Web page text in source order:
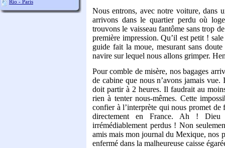
Rio - Paris
Nous entrons, avec notre voiture, dans
arrivons dans le quartier perdu où
trouvons le vaisseau fantôme sans trop
première impression. Qu’il est petit !
guide fait la moue, mesurant sans
navire sur lequel nous allons grimper.
Pour comble de misère, nos bagages
de cabine que nous n’avons jamais
doit partir à 2 heures. Il faudrait au
rien à tenter nous-mêmes. Cette
confier à l’interprète qui nous promet de
directement en France. Ah !
irrémédiablement perdus ! Non
amis mais mon journal du Mexique, nos
enfermé dans la malheureuse caisse